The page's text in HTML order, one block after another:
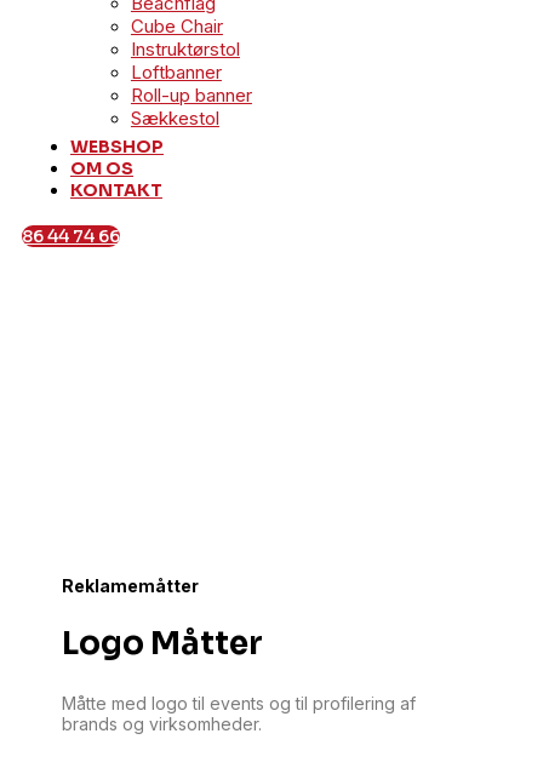
Cube Chair
Instruktørstol
Loftbanner
Roll-up banner
Sækkestol
WEBSHOP
OM OS
KONTAKT
86 44 74 66
Reklamemåtter
Logo Måtter
Måtte med logo til events og til profilering af
brands og virksomheder.